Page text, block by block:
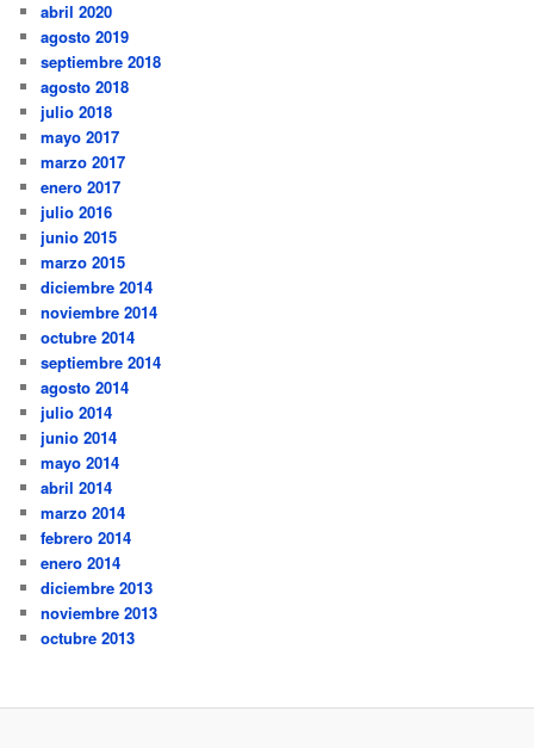
abril 2020
agosto 2019
septiembre 2018
agosto 2018
julio 2018
mayo 2017
marzo 2017
enero 2017
julio 2016
junio 2015
marzo 2015
diciembre 2014
noviembre 2014
octubre 2014
septiembre 2014
agosto 2014
julio 2014
junio 2014
mayo 2014
abril 2014
marzo 2014
febrero 2014
enero 2014
diciembre 2013
noviembre 2013
octubre 2013